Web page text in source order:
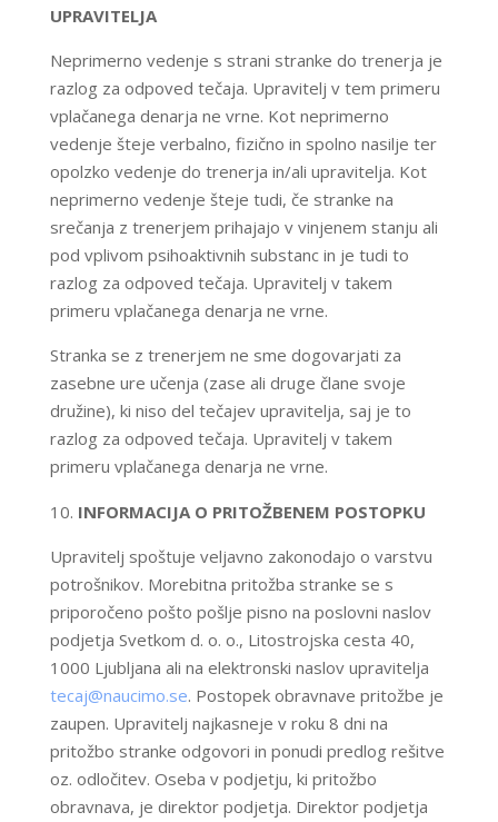
UPRAVITELJA
Neprimerno vedenje s strani stranke do trenerja je
razlog za odpoved tečaja. Upravitelj v tem primeru
vplačanega denarja ne vrne. Kot neprimerno
vedenje šteje verbalno, fizično in spolno nasilje ter
opolzko vedenje do trenerja in/ali upravitelja. Kot
neprimerno vedenje šteje tudi, če stranke na
srečanja z trenerjem prihajajo v vinjenem stanju ali
pod vplivom psihoaktivnih substanc in je tudi to
razlog za odpoved tečaja. Upravitelj v takem
primeru vplačanega denarja ne vrne.
Stranka se z trenerjem ne sme dogovarjati za
zasebne ure učenja (zase ali druge člane svoje
družine), ki niso del tečajev upravitelja, saj je to
razlog za odpoved tečaja. Upravitelj v takem
primeru vplačanega denarja ne vrne.
INFORMACIJA O PRITOŽBENEM POSTOPKU
Upravitelj spoštuje veljavno zakonodajo o varstvu
potrošnikov. Morebitna pritožba stranke se s
priporočeno pošto pošlje pisno na poslovni naslov
podjetja Svetkom d. o. o., Litostrojska cesta 40,
1000 Ljubljana ali na elektronski naslov upravitelja
tecaj@naucimo.se. Postopek obravnave pritožbe je
zaupen. Upravitelj najkasneje v roku 8 dni na
pritožbo stranke odgovori in ponudi predlog rešitve
oz. odločitev. Oseba v podjetju, ki pritožbo
obravnava, je direktor podjetja. Direktor podjetja